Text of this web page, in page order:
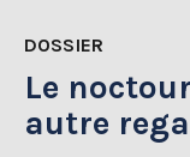
TENDANCES
SERVICES
DOSSIER
Le
autre